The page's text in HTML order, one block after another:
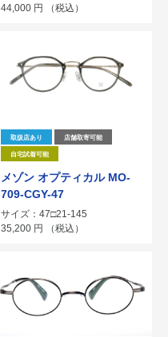
44,000 円 （税込）
取扱店あり 店舗取寄可能
自宅試着可能
メゾン オプティカル MO-
709-CGY-47
サイズ：47□21-145
35,200 円 （税込）